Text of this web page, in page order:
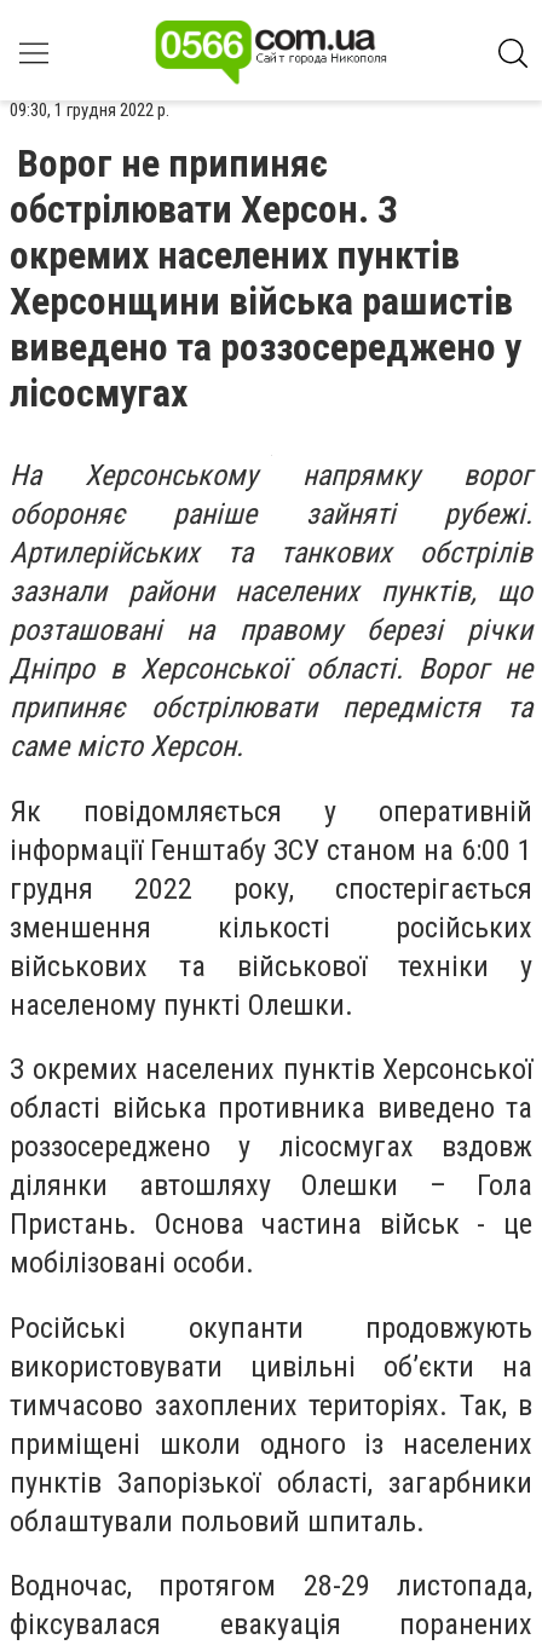
09:30, 1 грудня 2022 р.
Ворог не припиняє
обстрілювати Херсон. З
окремих населених пунктів
Херсонщини війська рашистів
виведено та роззосереджено у
лісосмугах
На Херсонському напрямку ворог
обороняє раніше зайняті рубежі.
Артилерійських та танкових обстрілів
зазнали райони населених пунктів, що
розташовані на правому березі річки
Дніпро в Херсонської області. Ворог не
припиняє обстрілювати передмістя та
саме місто Херсон.
Як повідомляється у оперативній
інформації Генштабу ЗСУ станом на 6:00 1
грудня 2022 року, спостерігається
зменшення кількості російських
військових та військової техніки у
населеному пункті Олешки.
З окремих населених пунктів Херсонської
області війська противника виведено та
роззосереджено у лісосмугах вздовж
ділянки автошляху Олешки – Гола
Пристань. Основа частина військ - це
мобілізовані особи.
Російські окупанти продовжують
використовувати цивільні об’єкти на
тимчасово захоплених територіях. Так, в
приміщені школи одного із населених
пунктів Запорізької області, загарбники
облаштували польовий шпиталь.
Водночас, протягом 28-29 листопада,
фіксувалася евакуація поранених